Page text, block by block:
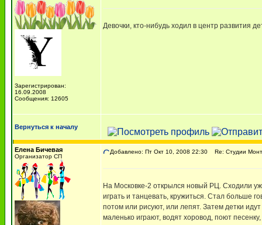
Зарегистрирован:
16.09.2008
Сообщения: 12605
Девочки, кто-нибудь ходил в центр развития
Вернуться к началу
Елена Бичевая
Организатор СП
Добавлено: Пт Окт 10, 2008 22:30 Re: Студии
На Московке-2 открылся новый РЦ. Сходили
играть и танцевать, кружиться. Стал больше
потом или рисуют, или лепят. Затем детки
маленько играют, водят хоровод, поют